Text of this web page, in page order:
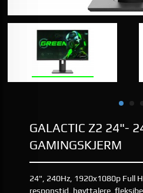
GALACTIC Z2 24"-
GAMINGSKJERM
24", 240Hz, 1920x1080p Full
responstid, høyttalere,